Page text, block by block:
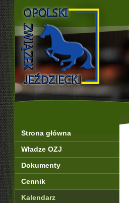
Strona główna
Władze OZJ
Dokumenty
Cennik
Kalendarz